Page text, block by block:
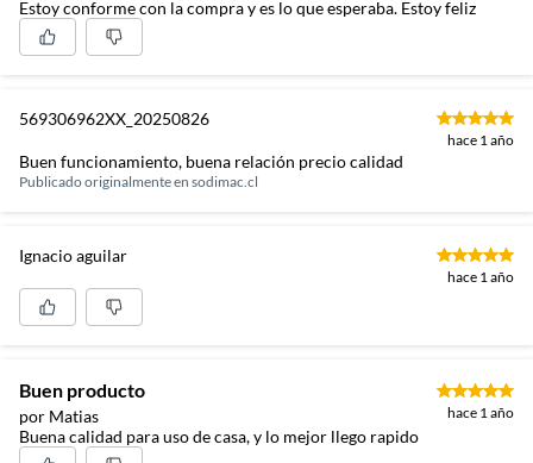
Estoy conforme con la compra y es lo que esperaba. Estoy feliz
569306962XX_20250826
hace 1 año
Buen funcionamiento, buena relación precio calidad
Publicado originalmente en sodimac.cl
Ignacio aguilar
hace 1 año
Buen producto
por Matias hace 1 año
Buena calidad para uso de casa, y lo mejor llego rapido